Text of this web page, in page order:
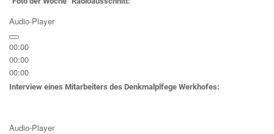
Audio-Player
00:00
00:00
00:00
Interview eines Mitarbeiters des Denkmalplfege Werkhofes:
Audio-Player